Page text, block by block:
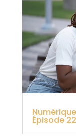
Épisode 22